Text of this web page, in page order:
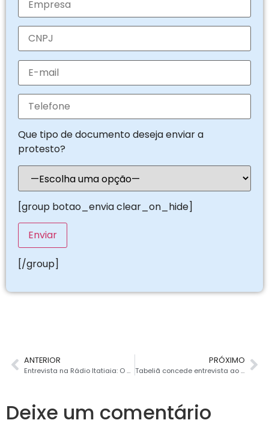
Que tipo de documento deseja enviar a
protesto?
[group botao_envia clear_on_hide]
[/group]
ANTERIOR
Entrevista na Rádio Itatiaia: O que mudou com a postergação do protesto
PRÓXIMO
Tabeliã concede entrevista ao programa Bom Dia Divinópolis
Deixe um comentário